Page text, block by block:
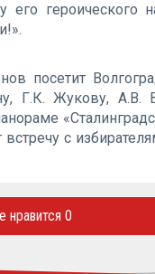
его
посетит
Г.К. Жукову,
с
нравится0